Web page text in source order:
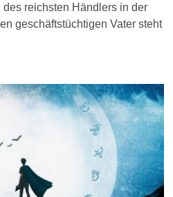
reichsten Händlers in der
geschäftstüchtigen Vater steht